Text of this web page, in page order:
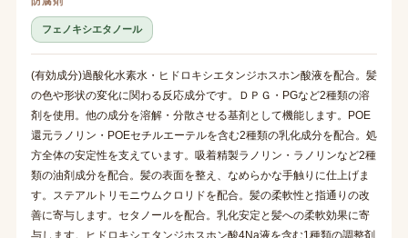
フェノキシエタノール
(有効成分)過酸化水素水・ヒドロキシエタンジホスホン酸液を配合。髪
の色や形状の変化に関わる反応成分です。ＤＰＧ・PGなど2種類の溶
剤を使用。他の成分を溶解・分散させる基剤として機能します。POE
還元ラノリン・POEセチルエーテルを含む2種類の乳化成分を配合。処
方全体の安定性を支えています。吸着精製ラノリン・ラノリンなど2種
類の油剤成分を配合。髪の表面を整え、なめらかな手触りに仕上げま
す。ステアルトリモニウムクロリドを配合。髪の柔軟性と指通りの改
善に寄与します。セタノールを配合。乳化安定と髪への柔軟効果に寄
与します。ヒドロキシエタンジホスホン酸4Na液を含む1種類の調整剤